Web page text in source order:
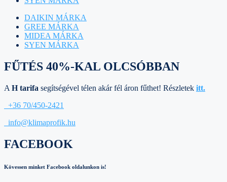
DAIKIN MÁRKA
GREE MÁRKA
MIDEA MÁRKA
SYEN MÁRKA
FŰTÉS 40%-KAL OLCSÓBBAN
A H tarifa segítségével télen akár fél áron fűthet! Részletek itt.
+36 70/450-2421
info@klimaprofik.hu
FACEBOOK
Kövessen minket Facebook oldalunkon is!